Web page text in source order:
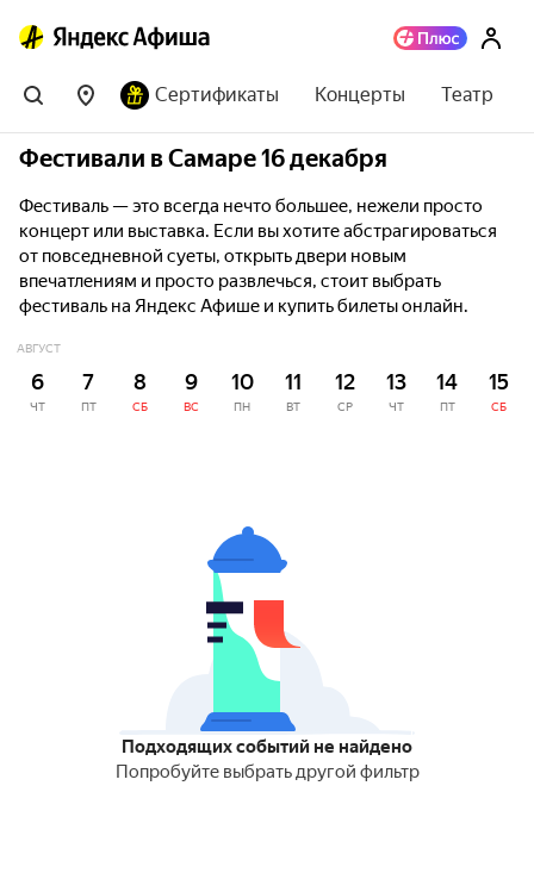
Сертификаты Концерты Театр
Фестивали в Самаре 16 декабря
Фестиваль — это всегда нечто большее, нежели просто
концерт или выставка. Если вы хотите абстрагироваться
от повседневной суеты, открыть двери новым
впечатлениям и просто развлечься, стоит выбрать
фестиваль на Яндекс Афише и купить билеты онлайн.
АВГУСТ
6
ЧТ
7
ПТ
8
СБ
9
ВС
10
ПН
11
ВТ
12
СР
13
ЧТ
14
ПТ
15
СБ
Подходящих событий не найдено
Попробуйте выбрать другой фильтр